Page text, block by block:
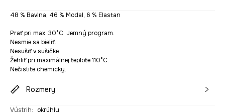
48 % Bavlna, 46 % Modal, 6 % Elastan
Prať pri max. 30°C. Jemný program.
Nesmie sa bieliť.
Nesušiť v sušičke.
Žehliť pri maximálnej teplote 110°C.
Nečistite chemicky.
Rozmery
Výstrih:
okrúhly